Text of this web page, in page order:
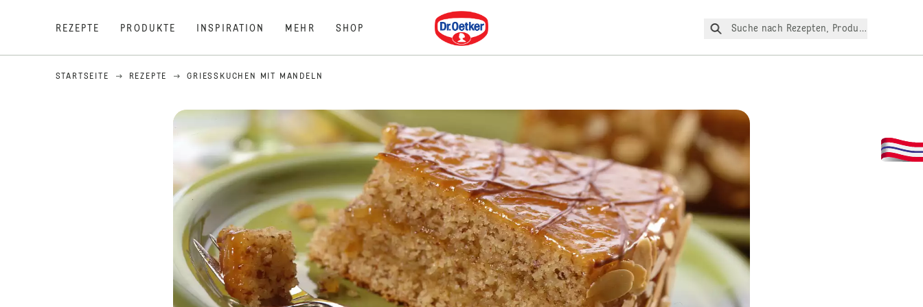
REZEPTE PRODUKTE INSPIRATION MEHR SHOP
Dr. Oetker
Suche nach Rezepten, Produkte, etc.
STARTSEITE REZEPTE GRIESSKUCHEN MIT MANDELN